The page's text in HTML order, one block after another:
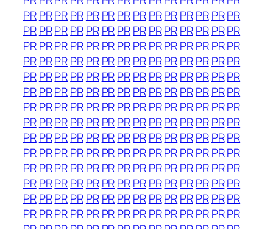
PRPRPRPRPR PRPRPRPRPRPRPR PRPR
PRPRPRPRPR PRPRPRPRPRPRPR PRPR
PRPRPRPRPR PRPRPRPRPRPRPR PRPR
PRPRPRPRPR PRPRPRPRPRPRPR PRPR
PRPRPRPRPR PRPRPRPRPRPRPR PRPR
PRPRPRPRPR PRPRPRPRPRPRPR PRPR
PRPRPRPRPR PRPRPRPRPRPRPR PRPR
PRPRPRPRPR PRPRPRPRPRPRPR PRPR
PRPRPRPRPR PRPRPRPRPRPRPR PRPR
PRPRPRPRPR PRPRPRPRPRPRPR PRPR
PRPRPRPRPR PRPRPRPRPRPRPR PRPR
PRPRPRPRPR PRPRPRPRPRPRPR PRPR
PRPRPRPRPR PRPRPRPRPRPRPR PRPR
PRPRPRPRPR PRPRPRPRPRPRPR PRPR